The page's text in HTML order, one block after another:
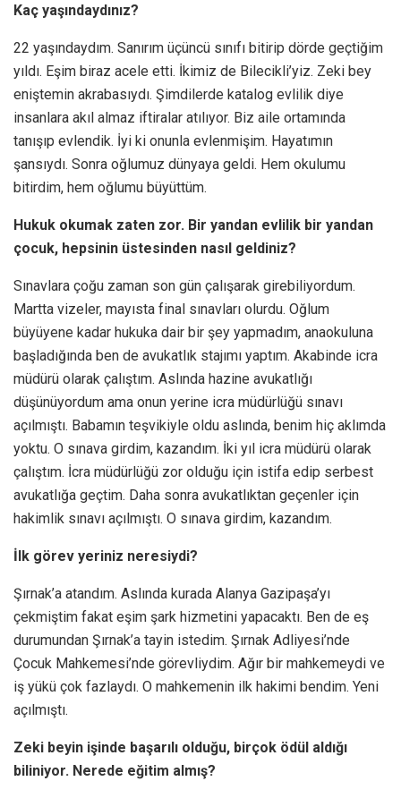
Kaç yaşındaydınız?
22 yaşındaydım. Sanırım üçüncü sınıfı bitirip dörde geçtiğim
yıldı. Eşim biraz acele etti. İkimiz de Bilecikli’yiz. Zeki bey
eniştemin akrabasıydı. Şimdilerde katalog evlilik diye
insanlara akıl almaz iftiralar atılıyor. Biz aile ortamında
tanışıp evlendik. İyi ki onunla evlenmişim. Hayatımın
şansıydı. Sonra oğlumuz dünyaya geldi. Hem okulumu
bitirdim, hem oğlumu büyüttüm.
Hukuk okumak zaten zor. Bir yandan evlilik bir yandan
çocuk, hepsinin üstesinden nasıl geldiniz?
Sınavlara çoğu zaman son gün çalışarak girebiliyordum.
Martta vizeler, mayısta final sınavları olurdu. Oğlum
büyüyene kadar hukuka dair bir şey yapmadım, anaokuluna
başladığında ben de avukatlık stajımı yaptım. Akabinde icra
müdürü olarak çalıştım. Aslında hazine avukatlığı
düşünüyordum ama onun yerine icra müdürlüğü sınavı
açılmıştı. Babamın teşvikiyle oldu aslında, benim hiç aklımda
yoktu. O sınava girdim, kazandım. İki yıl icra müdürü olarak
çalıştım. İcra müdürlüğü zor olduğu için istifa edip serbest
avukatlığa geçtim. Daha sonra avukatlıktan geçenler için
hakimlik sınavı açılmıştı. O sınava girdim, kazandım.
İlk görev yeriniz neresiydi?
Şırnak’a atandım. Aslında kurada Alanya Gazipaşa’yı
çekmiştim fakat eşim şark hizmetini yapacaktı. Ben de eş
durumundan Şırnak’a tayin istedim. Şırnak Adliyesi’nde
Çocuk Mahkemesi’nde görevliydim. Ağır bir mahkemeydi ve
iş yükü çok fazlaydı. O mahkemenin ilk hakimi bendim. Yeni
açılmıştı.
Zeki beyin işinde başarılı olduğu, birçok ödül aldığı
biliniyor. Nerede eğitim almış?